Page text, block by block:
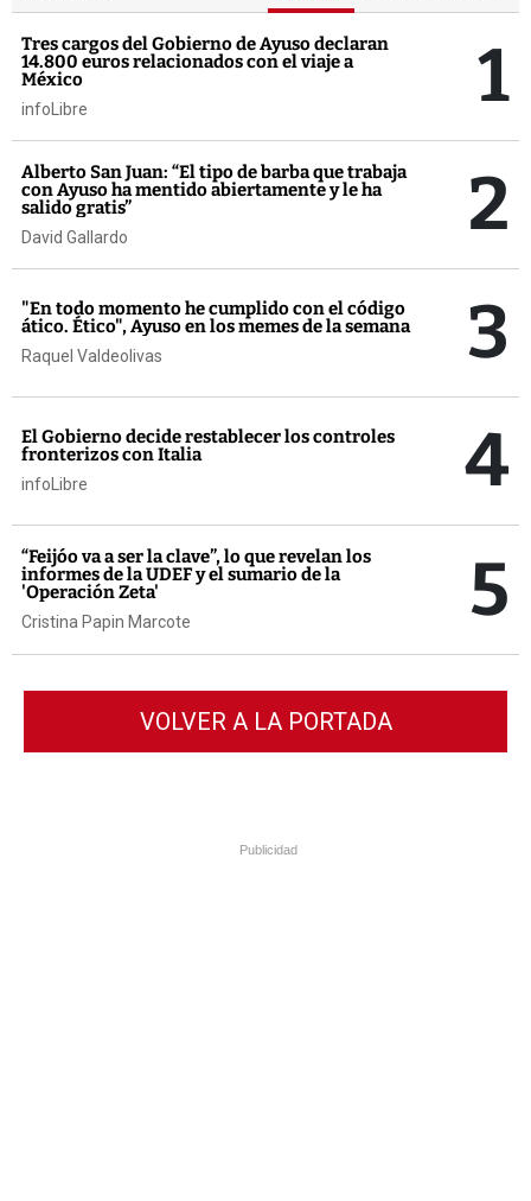
Tres cargos del Gobierno de Ayuso declaran
14.800 euros relacionados con el viaje a
México
infoLibre 1
Alberto San Juan: “El tipo de barba que trabaja
con Ayuso ha mentido abiertamente y le ha
salido gratis”
David Gallardo 2
"En todo momento he cumplido con el código
ático. Ético", Ayuso en los memes de la semana
Raquel Valdeolivas 3
El Gobierno decide restablecer los controles
fronterizos con Italia
infoLibre 4
“Feijóo va a ser la clave”, lo que revelan los
informes de la UDEF y el sumario de la
'Operación Zeta'
Cristina Papin Marcote 5
VOLVER A LA PORTADA
Publicidad